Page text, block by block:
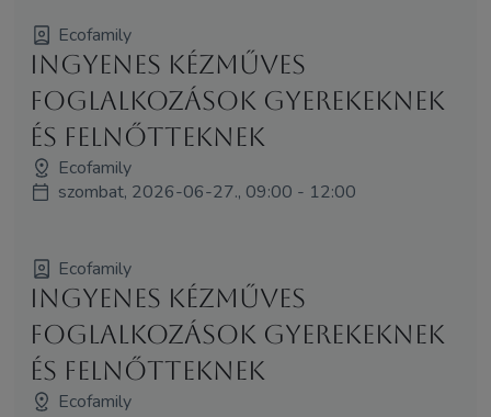
Ecofamily
Ingyenes kézműves
foglalkozások gyerekeknek
és felnőtteknek
Ecofamily
szombat, 2026-06-27., 09:00 - 12:00
Ecofamily
Ingyenes kézműves
foglalkozások gyerekeknek
és felnőtteknek
Ecofamily